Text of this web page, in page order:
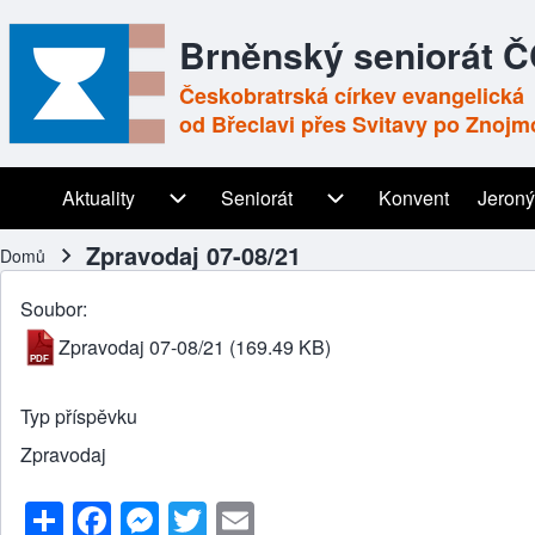
Brněnský seniorát
Českobratrská církev evangelická
od Břeclavi přes Svitavy po
Main navigation
Aktuality
Aktuality sub-navigation
Seniorát
Seniorát sub-navigation
Konvent
Drobečková navigace
Domů Zpravodaj 07-08/21
Soubor
Zpravodaj 07-08/21 (169.49 KB)
Typ příspěvku
Zpravodaj
S F M T